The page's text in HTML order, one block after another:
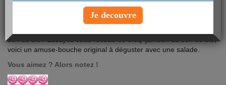
son de blé? Essayez cette recette de croq' jambon au son de blé,
voici un amuse-bouche original à déguster avec une salade.
Vous aimez ? Alors notez !
Je decouvre